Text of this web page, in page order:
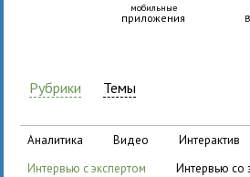
мобильные
приложения
Рубрики Темы
аналитика видео
интерактив
интервью с экспертом
интервью